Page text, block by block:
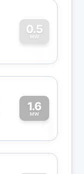
0.5
MW
0
1.6
MW1